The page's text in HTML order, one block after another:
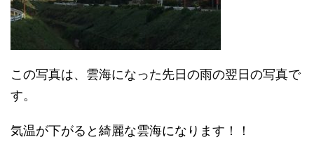
この写真は、雲海になった先日の雨の翌日の写真で
す。
気温が下がると綺麗な雲海になります！！